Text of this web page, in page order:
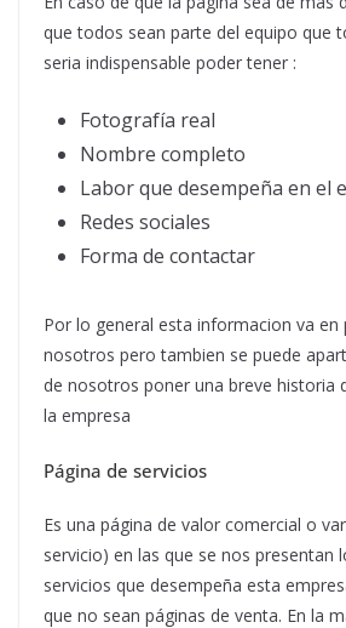
que todos sean parte del equipo que
seria indispensable poder tener :
Fotografía real
Nombre completo
Labor que desempeña en el
Redes sociales
Forma de contactar
Por lo general esta informacion va en
nosotros pero tambien se puede
de nosotros poner una breve historia
la empresa
Página de servicios
Es una página de valor comercial o
servicio) en las que se nos presentan
servicios que desempeña esta
que no sean páginas de venta. En la